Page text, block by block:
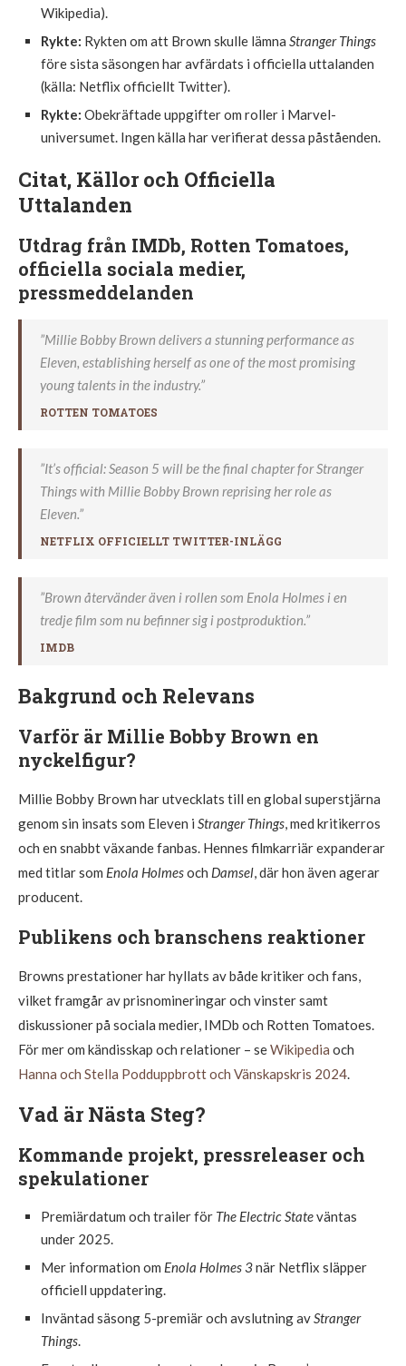
Wikipedia).
Rykte: Rykten om att Brown skulle lämna Stranger Things
före sista säsongen har avfärdats i officiella uttalanden
(källa: Netflix officiellt Twitter).
Rykte: Obekräftade uppgifter om roller i Marvel-
universumet. Ingen källa har verifierat dessa påståenden.
Citat, Källor och Officiella
Uttalanden
Utdrag från IMDb, Rotten Tomatoes,
officiella sociala medier,
pressmeddelanden
”Millie Bobby Brown delivers a stunning performance as
Eleven, establishing herself as one of the most promising
young talents in the industry.”
ROTTEN TOMATOES
”It’s official: Season 5 will be the final chapter for Stranger
Things with Millie Bobby Brown reprising her role as
Eleven.”
NETFLIX OFFICIELLT TWITTER-INLÄGG
”Brown återvänder även i rollen som Enola Holmes i en
tredje film som nu befinner sig i postproduktion.”
IMDB
Bakgrund och Relevans
Varför är Millie Bobby Brown en
nyckelfigur?
Millie Bobby Brown har utvecklats till en global superstjärna
genom sin insats som Eleven i Stranger Things, med kritikerros
och en snabbt växande fanbas. Hennes filmkarriär expanderar
med titlar som Enola Holmesoch Damsel, där hon även agerar
producent.
Publikens och branschens reaktioner
Browns prestationer har hyllats av både kritiker och fans,
vilket framgår av prisnomineringar och vinster samt
diskussioner på sociala medier, IMDb och Rotten Tomatoes.
För mer om kändisskap och relationer – seWikipedia och
Hanna och Stella Podduppbrott och Vänskapskris 2024.
Vad är Nästa Steg?
Kommande projekt, pressreleaser och
spekulationer
Premiärdatum och trailer för The Electric Stateväntas
under 2025.
Mer information om Enola Holmes 3när Netflix släpper
officiell uppdatering.
Inväntad säsong 5-premiär och avslutning avStranger
Things.